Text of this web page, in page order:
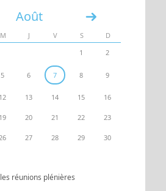
Août »
M J V S
D
1
2
5 6 7 8 9
12 13 14 15 16
19 20 21 22 23
26 27 28 29 30
réunions plénières